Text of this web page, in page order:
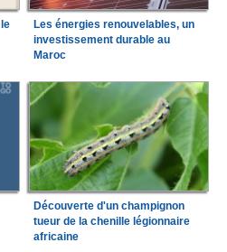
Les énergies renouvelables, un
investissement durable au
Maroc
Découverte d'un champignon
tueur de la chenille légionnaire
africaine